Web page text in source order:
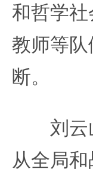
和哲学
教师等
断。
刘云山
从全局